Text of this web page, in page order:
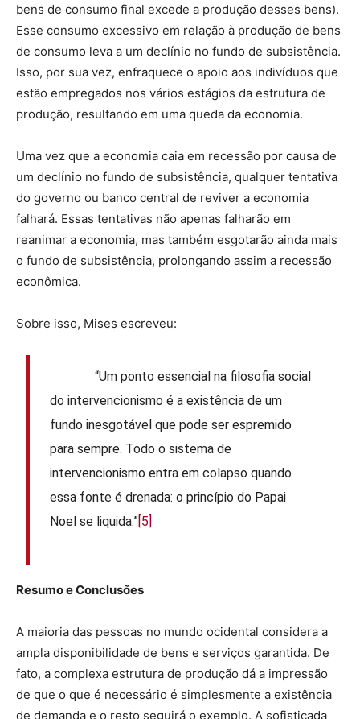
bens de consumo final excede a produção desses bens).
Esse consumo excessivo em relação à produção de bens
de consumo leva a um declínio no fundo de subsistência.
Isso, por sua vez, enfraquece o apoio aos indivíduos que
estão empregados nos vários estágios da estrutura de
produção, resultando em uma queda da economia.
Uma vez que a economia caia em recessão por causa de
um declínio no fundo de subsistência, qualquer tentativa
do governo ou banco central de reviver a economia
falhará. Essas tentativas não apenas falharão em
reanimar a economia, mas também esgotarão ainda mais
o fundo de subsistência, prolongando assim a recessão
econômica.
Sobre isso, Mises escreveu:
“Um ponto essencial na filosofia social
do intervencionismo é a existência de um
fundo inesgotável que pode ser espremido
para sempre. Todo o sistema de
intervencionismo entra em colapso quando
essa fonte é drenada: o princípio do Papai
Noel se liquida.” [5]
Resumo e Conclusões
A maioria das pessoas no mundo ocidental considera a
ampla disponibilidade de bens e serviços garantida. De
fato, a complexa estrutura de produção dá a impressão
de que o que é necessário é simplesmente a existência
de demanda e o resto seguirá o exemplo. A sofisticada